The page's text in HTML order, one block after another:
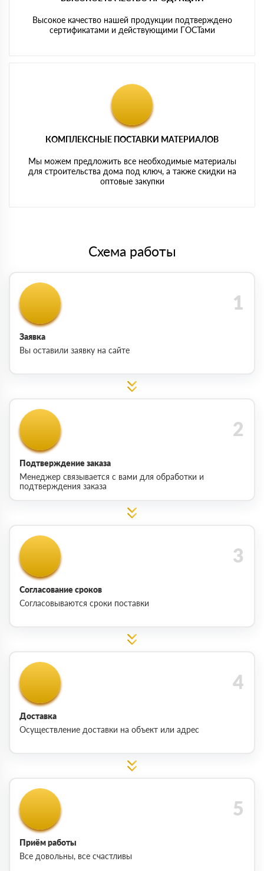
Высокое качество нашей продукции подтверждено
сертификатами и действующими ГОСТами
КОМПЛЕКСНЫЕ ПОСТАВКИ МАТЕРИАЛОВ
Мы можем предложить все необходимые материалы
для строительства дома под ключ, а также скидки на
оптовые закупки
Схема работы
Заявка
Вы оставили заявку на сайте
Подтверждение заказа
Менеджер связывается с вами для обработки и
подтверждения заказа
Согласование сроков
Согласовываются сроки поставки
Доставка
Осуществление доставки на объект или адрес
Приём работы
Все довольны, все счастливы